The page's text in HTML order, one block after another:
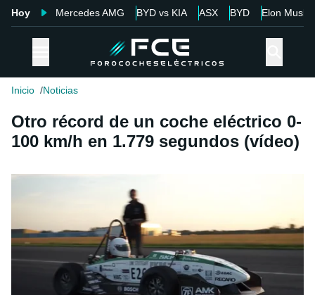
Hoy Mercedes AMG BYD vs KIA ASX BYD Elon Musk
Inicio Noticias
Otro récord de un coche eléctrico 0-
100 km/h en 1.779 segundos (vídeo)